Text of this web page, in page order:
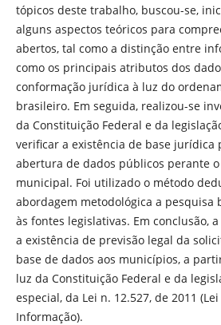
tópicos deste trabalho, buscou-se,
alguns aspectos teóricos para
abertos, tal como a distinção entre
como os principais atributos dos
conformação jurídica à luz do
brasileiro. Em seguida, realizou-se
da Constituição Federal e da
verificar a existência de base jurídica
abertura de dados públicos perante
municipal. Foi utilizado o método
abordagem metodológica a pesquisa
às fontes legislativas. Em conclusão,
a existência de previsão legal da
base de dados aos municípios, a
luz da Constituição Federal e da
especial, da Lei n. 12.527, de 2011
Informação).